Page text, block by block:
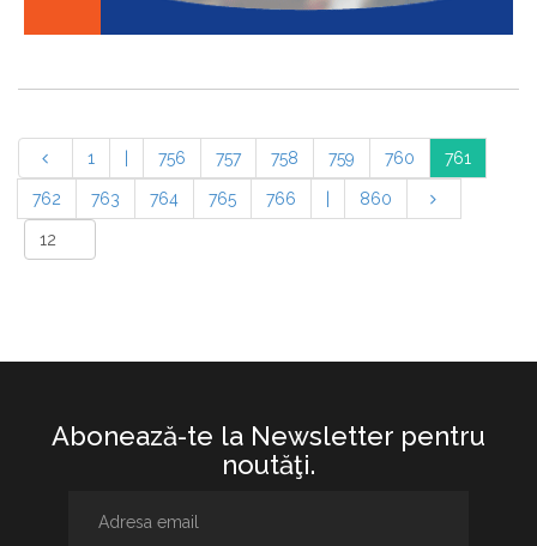
1 756 757 758 759 760 761
762 763 764 765 766 860
Abonează-te la Newsletter pentru
noutăţi.